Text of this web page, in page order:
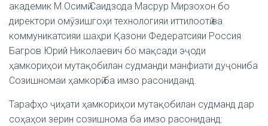
академик М.Осимӣ Саидзода Масрур Мирзохон бо
директори омӯзишгоҳи технологияи иттилоотӣ ва
коммуникатсияи шаҳри Қазони Федератсияи Россия
Багров Юрий Николаевич бо мақсади эҷоди
ҳамкориҳои мутақобилан судманди манфиати дуҷониба
Созишномаи ҳамкорӣ ба имзо расониданд.
Тарафҳо ҷиҳати ҳамкориҳои мутақобилан судманд дар
соҳаҳои зерин созишнома ба имзо расониданд: